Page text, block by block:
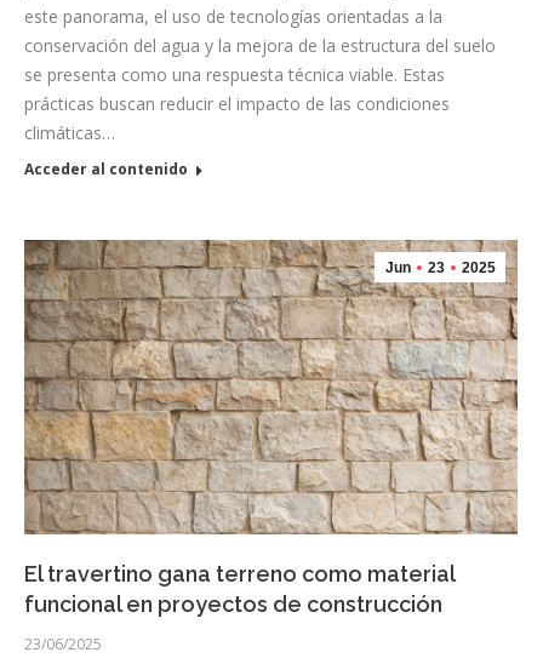
este panorama, el uso de tecnologías orientadas a la
conservación del agua y la mejora de la estructura del suelo
se presenta como una respuesta técnica viable. Estas
prácticas buscan reducir el impacto de las condiciones
climáticas…
Acceder al contenido
Jun 23 2025
El travertino gana terreno como material
funcional en proyectos de construcción
23/06/2025